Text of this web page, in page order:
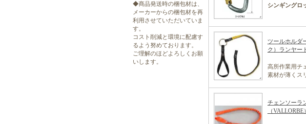
◆商品発送時の梱包材は、
メーカーからの梱包材を再
利用させていただいていま
す。
コスト削減と環境に配慮す
るよう努めております。
ご理解のほどよろしくお願
いします。
シンギング
ツールホルダ
ク）ランヤー
高所作業用チ
素材が薄くス
チェンソーラ
（VALLORBE）